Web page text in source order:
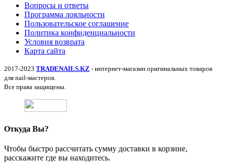
Вопросы и ответы
Программа лояльности
Пользовательское соглашение
Политика конфиденциальности
Условия возврата
Карта сайта
2017-2023 TRADENAILS.KZ - интернет-магазин оригинальных товаров
для nail-мастеров.
Все права защищены.
Откуда Вы?
Чтобы быстро рассчитать сумму доставки в корзине,
расскажите где вы находитесь.